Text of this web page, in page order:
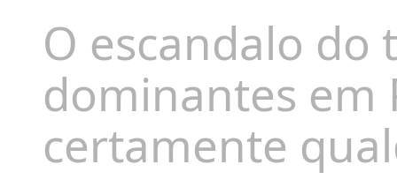
O escandalo
dominantes
certamente